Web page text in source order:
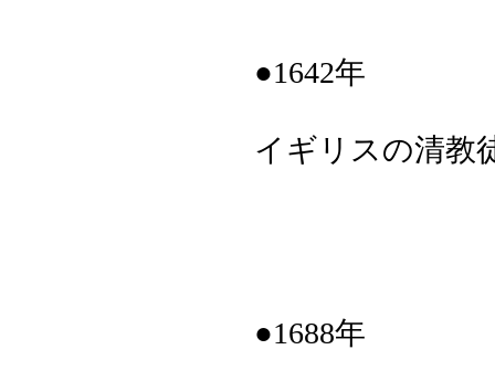
●1642年
イギリスの清教
●1688年